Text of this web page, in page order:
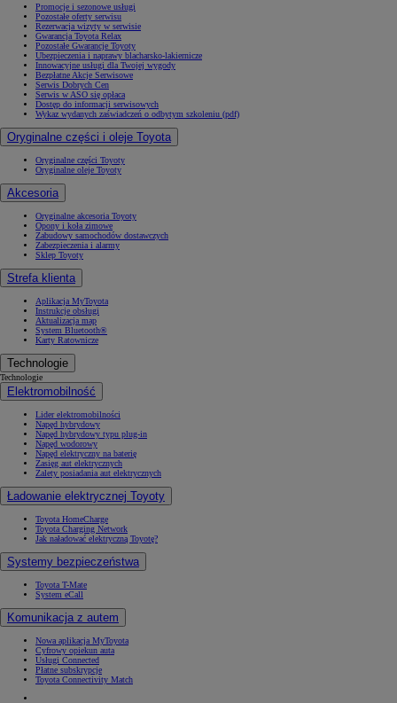
Promocje i sezonowe usługi
Pozostałe oferty serwisu
Rezerwacja wizyty w serwisie
Gwarancja Toyota Relax
Pozostałe Gwarancje Toyoty
Ubezpieczenia i naprawy blacharsko-lakiernicze
Innowacyjne usługi dla Twojej wygody
Bezpłatne Akcje Serwisowe
Serwis Dobrych Cen
Serwis w ASO się opłaca
Dostęp do informacji serwisowych
Wykaz wydanych zaświadczeń o odbytym szkoleniu (pdf)
Oryginalne części i oleje Toyota
Oryginalne części Toyoty
Oryginalne oleje Toyoty
Akcesoria
Oryginalne akcesoria Toyoty
Opony i koła zimowe
Zabudowy samochodów dostawczych
Zabezpieczenia i alarmy
Sklep Toyoty
Strefa klienta
Aplikacja MyToyota
Instrukcje obsługi
Aktualizacja map
System Bluetooth®
Karty Ratownicze
Technologie
Technologie
Elektromobilność
Lider elektromobilności
Napęd hybrydowy
Napęd hybrydowy typu plug-in
Napęd wodorowy
Napęd elektryczny na baterię
Zasięg aut elektrycznych
Zalety posiadania aut elektrycznych
Ładowanie elektrycznej Toyoty
Toyota HomeCharge
Toyota Charging Network
Jak naładować elektryczną Toyotę?
Systemy bezpieczeństwa
Toyota T-Mate
System eCall
Komunikacja z autem
Nowa aplikacja MyToyota
Cyfrowy opiekun auta
Usługi Connected
Płatne subskrypcje
Toyota Connectivity Match